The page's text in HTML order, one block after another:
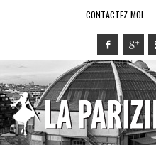
CONTACTEZ-MOI